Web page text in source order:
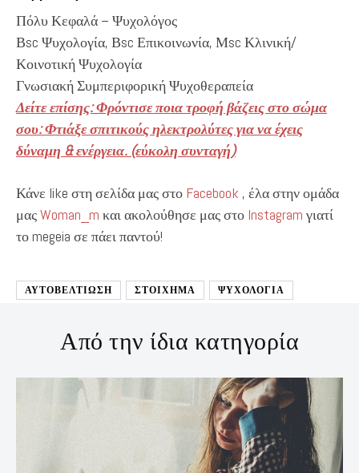
Πόλυ Κεφαλά – Ψυχολόγος
Βsc Ψυχολογία, Βsc Επικοινωνία, Μsc Κλινική/
Κοινοτική Ψυχολογία
Γνωσιακή Συμπεριφορική Ψυχοθεραπεία
Δείτε επίσης: Φρόντισε ποια τροφή βάζεις στο σώμα
σου: Φτιάξε σπιτικούς ηλεκτρολύτες για να έχεις
δύναμη & ενέργεια. (εύκολη συνταγή)
Κάνε like στη σελίδα μας στο Facebook , έλα στην ομάδα
μαςWoman_m και ακολούθησε μας στο Instagram γιατί
το megeia σε πάει παντού!
ΑΥΤΟΒΕΛΤΊΩΣΗ ΣΤΟΙΧΗΜΑ ΨΥΧΟΛΟΓΙΑ
Από την ίδια κατηγορία